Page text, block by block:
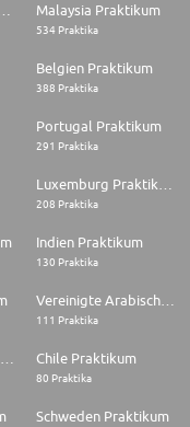
Malaysia Praktikum
534 Praktika
Belgien Praktikum
388 Praktika
Portugal Praktikum
291 Praktika
208 Praktika
Indien Praktikum
130 Praktika
Vereinigte Arabische Emirate Praktikum
111 Praktika
Chile Praktikum
80 Praktika
Schweden Praktikum